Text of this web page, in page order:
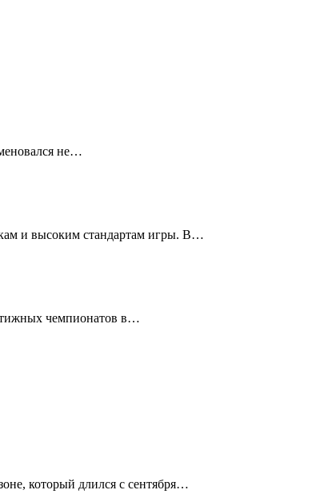
не…
и высоким стандартам игры. В…
чемпионатов в…
который длился с сентября…